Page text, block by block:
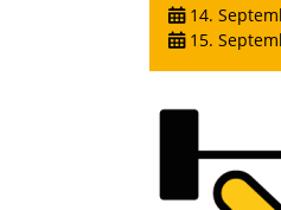
14.
15.